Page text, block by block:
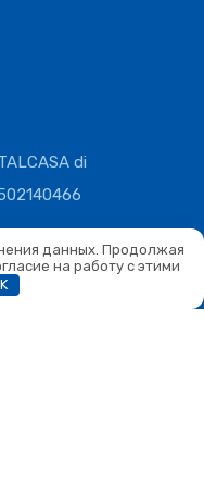
di
данных. Продолжая
на работу с этими